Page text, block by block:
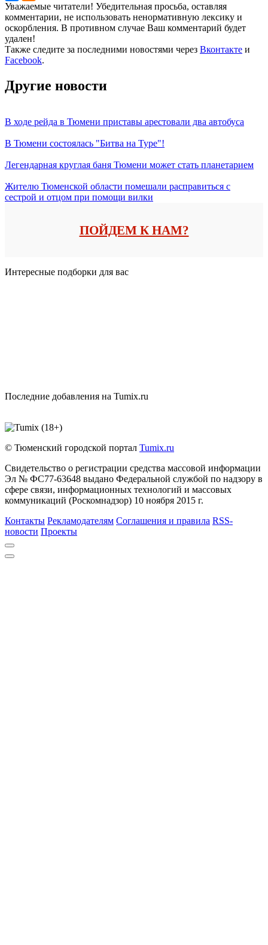
Уважаемые читатели! Убедительная просьба, оставляя
комментарии, не использовать ненормативную лексику и
оскорбления. В противном случае Ваш комментарий будет
удален!
Также следите за последними новостями через Вконтакте и
Facebook.
Другие новости
В ходе рейда в Тюмени приставы арестовали два автобуса
В Тюмени состоялась "Битва на Туре"!
Легендарная круглая баня Тюмени может стать планетарием
Жителю Тюменской области помешали расправиться с
сестрой и отцом при помощи вилки
ПОЙДЕМ К НАМ?
Интересные подборки для вас
Последние добавления на Tumix.ru
© Тюменский городской портал Tumix.ru
Свидетельство о регистрации средства массовой информации
Эл № ФС77-63648 выдано Федеральной службой по надзору в
сфере связи, информационных технологий и массовых
коммуникаций (Роскомнадзор) 10 ноября 2015 г.
Контакты Рекламодателям Соглашения и правила RSS-
новости Проекты